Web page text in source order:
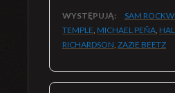
WYSTĘPUJĄ: SAM
TEMPLE, MICHAEL PEÑA,
RICHARDSON, ZAZIE BEETZ